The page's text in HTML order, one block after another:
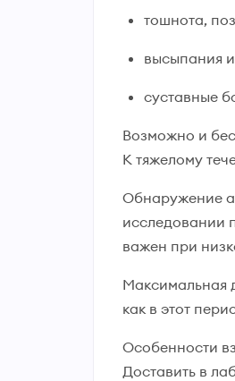
тошнота,
высыпания
суставные
Возможно и
К тяжелому
Обнаружение
исследовании
важен при
Максимальная
как в этот
Особенности
Доставить в